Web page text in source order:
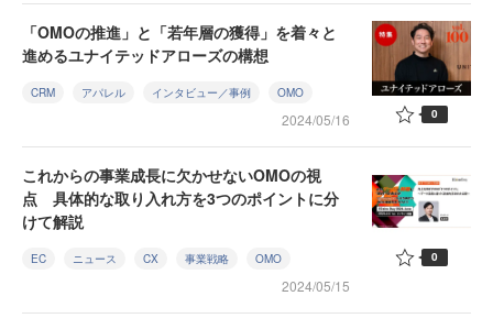
「OMOの推進」と「若年層の獲得」を着々と
進めるユナイテッドアローズの構想
CRM アパレル インタビュー／事例 OMO
2024/05/16 0
これからの事業成長に欠かせないOMOの視
点 具体的な取り入れ方を3つのポイントに分
けて解説
EC ニュース CX 事業戦略 OMO
2024/05/15
0